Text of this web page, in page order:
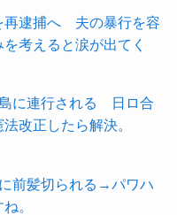
再逮捕へ 夫の暴行を容
考えると涙が出てく
に連行される 日ロ合
改正したら解決。
前髪切られる→パワハ
。